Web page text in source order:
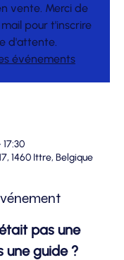
vente. Merci de
pour t'inscrire
d'attente.
événements
17:30
1460 Ittre, Belgique
pas une
une guide ?